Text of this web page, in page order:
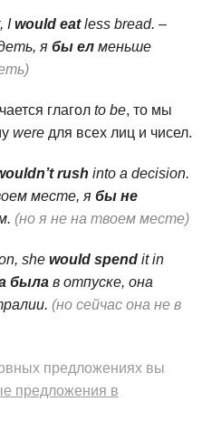
Iwould eatless bread. –
я бы ел меньше
глагол to be, то мы
were для всех лиц и чисел.
rush into a decision.
месте, я бы не
(но я не на твоем месте)
she would spend it in
была в отпуске, она
(но сейчас она не в
предложениях вы
предложения в